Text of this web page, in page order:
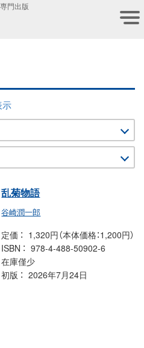
門出版
示
乱菊物語
谷崎潤一郎
定価
1,320円（本体価格：1,200円）
ISBN
978-4-488-50902-6
在庫僅少
初版
2026年7月24日